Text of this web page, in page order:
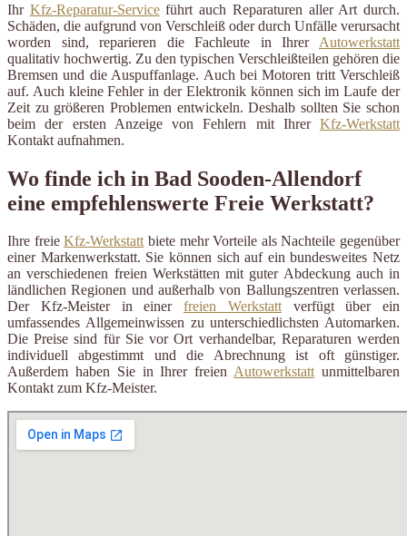
Ihr Kfz-Reparatur-Serviceführt auch Reparaturen aller Art durch.
Schäden, die aufgrund von Verschleiß oder durch Unfälle verursacht
worden sind, reparieren die Fachleute in Ihrer Autowerkstatt
qualitativ hochwertig. Zu den typischen Verschleißteilen gehören die
Bremsen und die Auspuffanlage. Auch bei Motoren tritt Verschleiß
auf. Auch kleine Fehler in der Elektronik können sich im Laufe der
Zeit zu größeren Problemen entwickeln. Deshalb sollten Sie schon
beim der ersten Anzeige von Fehlern mit Ihrer Kfz-Werkstatt
Kontakt aufnahmen.
Wo finde ich in Bad Sooden-Allendorf
eine empfehlenswerte Freie Werkstatt?
Ihre freieKfz-Werkstattbiete mehr Vorteile als Nachteile gegenüber
einer Markenwerkstatt. Sie können sich auf ein bundesweites Netz
an verschiedenen freien Werkstätten mit guter Abdeckung auch in
ländlichen Regionen und außerhalb von Ballungszentren verlassen.
Der Kfz-Meister in einer freien Werkstattverfügt über ein
umfassendes Allgemeinwissen zu unterschiedlichsten Automarken.
Die Preise sind für Sie vor Ort verhandelbar, Reparaturen werden
individuell abgestimmt und die Abrechnung ist oft günstiger.
Außerdem haben Sie in Ihrer freienAutowerkstattunmittelbaren
Kontakt zum Kfz-Meister.